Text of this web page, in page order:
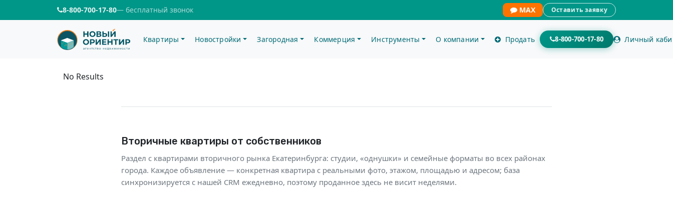
8-800-700-17-80— бесплатный звонок MAX Оставить заявку
Квартиры Новостройки Загородная Коммерция Инструменты О компании Продать 8-800-700-17-80 Личный
Купить квартиру в Екатеринбурге | Новый Ориентир
No Results
Вторичные квартиры от собственников
Раздел с квартирами вторичного рынка Екатеринбурга: студии, «однушки» и семейные форматы во всех районах
города. Каждое объявление — конкретная квартира с реальными фото, этажом, площадью и адресом; база
синхронизируется с нашей CRM ежедневно, поэтому проданное здесь не висит неделями.